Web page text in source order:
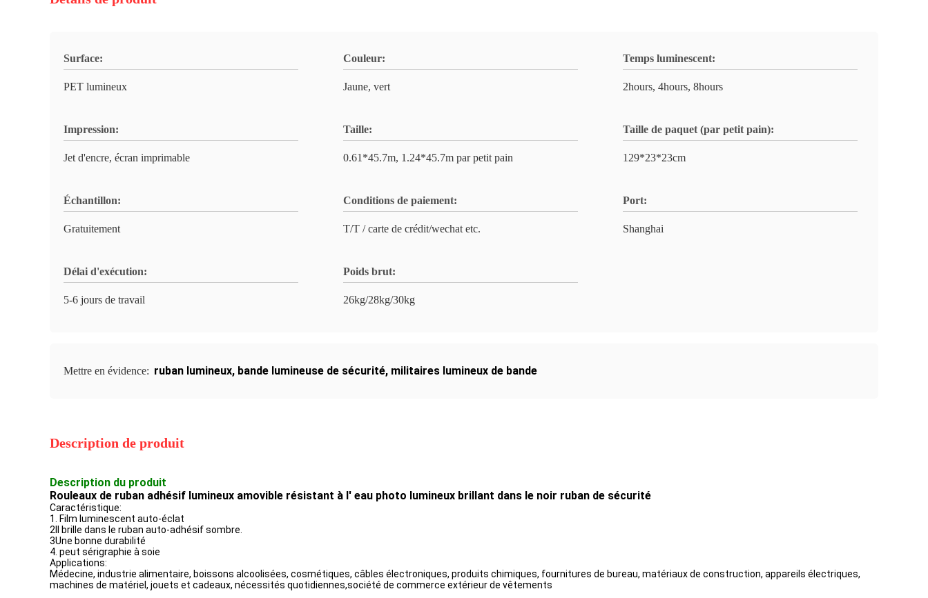
Surface:
PET lumineux
Couleur:
Jaune, vert
Temps luminescent:
2hours, 4hours, 8hours
Impression:
Jet d'encre, écran imprimable
Taille:
0.61*45.7m, 1.24*45.7m par petit pain
Taille de paquet (par petit pain):
129*23*23cm
Échantillon:
Gratuitement
Conditions de paiement:
T/T / carte de crédit/wechat etc.
Port:
Shanghai
Délai d'exécution:
5-6 jours de travail
Poids brut:
26kg/28kg/30kg
Mettre en évidence: ruban lumineux, bande lumineuse de sécurité, militaires lumineux de bande
Description de produit
Description du produit
Rouleaux de ruban adhésif lumineux amovible résistant à l' eau photo lumineux brillant dans le noir ruban de sécurité
Caractéristique:
1. Film luminescent auto-éclat
2Il brille dans le ruban auto-adhésif sombre.
3Une bonne durabilité
4. peut sérigraphie à soie
Applications:
Médecine, industrie alimentaire, boissons alcoolisées, cosmétiques, câbles électroniques, produits chimiques, fournitures de bureau, matériaux de construction, appareils électriques,
machines de matériel, jouets et cadeaux, nécessités quotidiennes,société de commerce extérieur de vêtements